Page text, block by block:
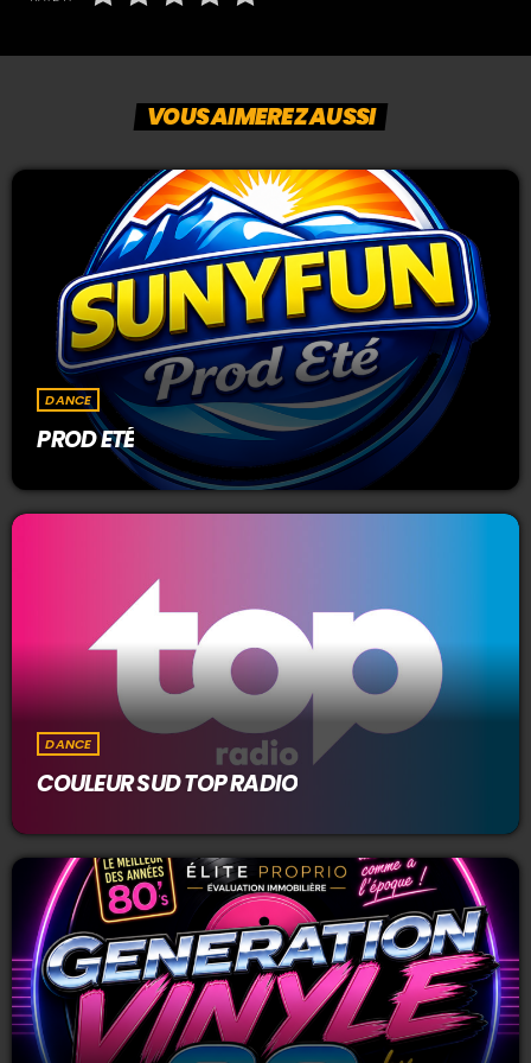
VOUS AIMEREZ AUSSI
DANCE
PROD ETÉ
DANCE
COULEUR SUD TOP RADIO